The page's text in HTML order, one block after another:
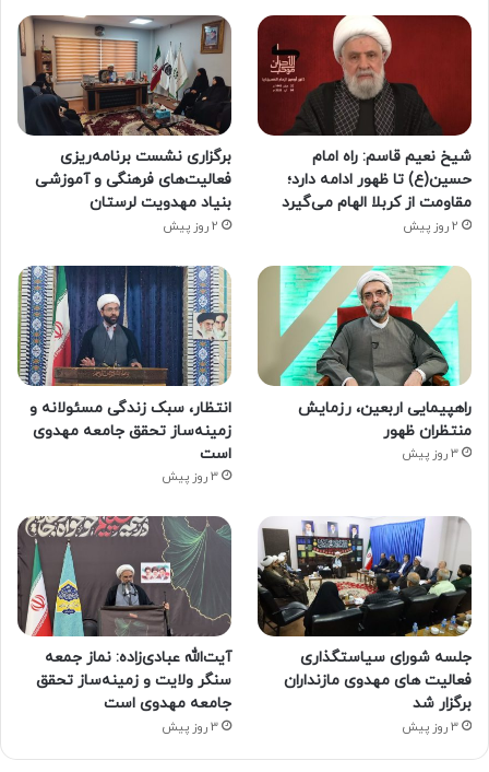
شیخ نعیم قاسم: راه امام
حسین(ع) تا ظهور ادامه دارد؛
مقاومت از کربلا الهام می‌گیرد
2 روز پیش
برگزاری نشست برنامه‌ریزی
فعالیت‌های فرهنگی و آموزشی
بنیاد مهدویت لرستان
2 روز پیش
راهپیمایی اربعین، رزمایش
منتظران ظهور
3 روز پیش
انتظار، سبک زندگی مسئولانه و
زمینه‌ساز تحقق جامعه مهدوی
است
3 روز پیش
جلسه شورای سیاستگذاری
فعالیت های مهدوی مازنداران
برگزار شد
3 روز پیش
آیت‌الله عبادی‌زاده: نماز جمعه
سنگر ولایت و زمینه‌ساز تحقق
جامعه مهدوی است
3 روز پیش